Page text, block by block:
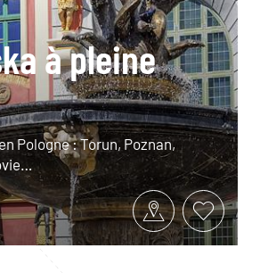
à pleine
Pologne : Torun, Poznan,